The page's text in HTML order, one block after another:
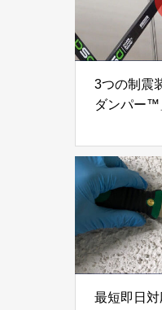
3つの制震
ダンパー™
プ®」
アイディ
社
最短即日